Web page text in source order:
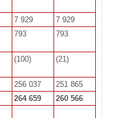
7 929
7 929
793 793
(100) (21)
256 037
251 865
264 659 260 566